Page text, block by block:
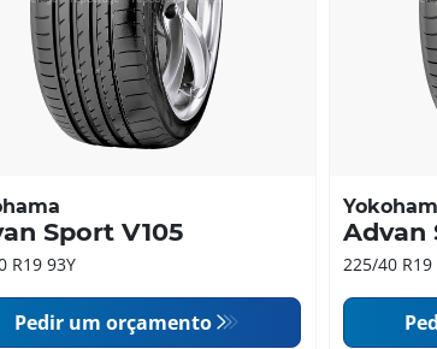
Sport V105
R19 93Y
Pedir um orçamento
Advan
225/40 R19